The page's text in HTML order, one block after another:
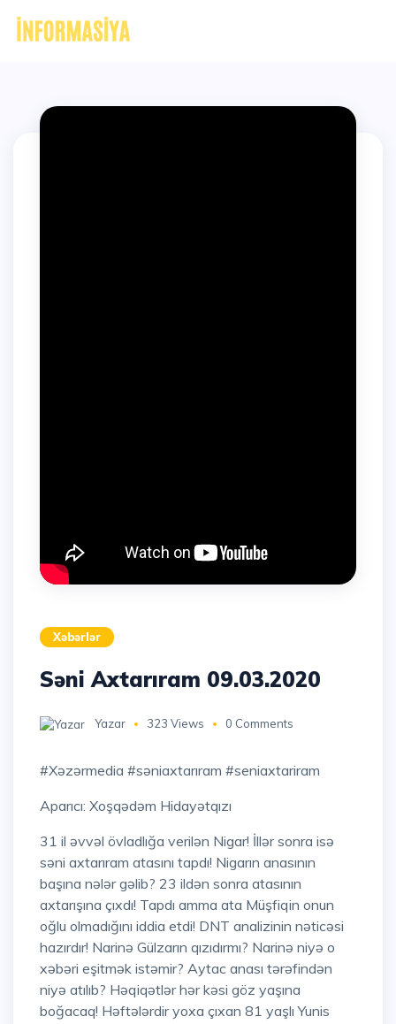
Xəbərlər
Səni Axtarıram 09.03.2020
Yazar 323 Views 0 Comments
#xəzərmedia #səniaxtarıram #seniaxtariram
Aparıcı: Xoşqədəm Hidayətqızı
31 il əvvəl övladlığa verilən Nigar! İllər sonra isə
səni axtarıram atasını tapdı! Nigarın anasının
başına nələr gəlib? 23 ildən sonra atasının
axtarışına çıxdı! Tapdı amma ata Müşfiqin onun
oğlu olmadığını iddia etdi! DNT analizinin nəticəsi
hazırdır! Narinə Gülzarın qızıdırmı? Narinə niyə o
xəbəri eşitmək istəmir? Aytac anası tərəfindən
niyə atılıb? Həqiqətlər hər kəsi göz yaşına
boğacaq! Həftələrdir yoxa çıxan 81 yaşlı Yunis